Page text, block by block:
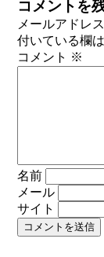
コメントを
メールアドレ
付いている欄
コメント ※
名前
メール
サイト